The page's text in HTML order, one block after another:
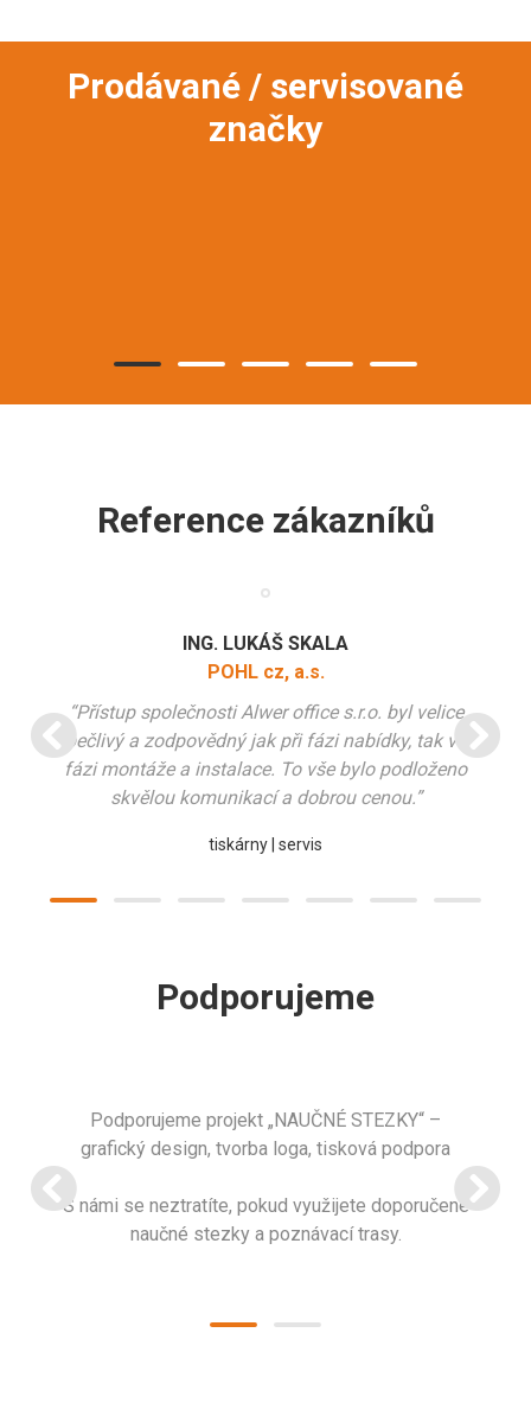
Prodávané / servisované
značky
Reference zákazníků
ING. LUKÁŠ SKALA
POHL cz, a.s.
“Přístup společnosti Alwer office s.r.o. byl velice
pečlivý a zodpovědný jak při fázi nabídky, tak ve
fázi montáže a instalace. To vše bylo podloženo
skvělou komunikací a dobrou cenou.”
tiskárny | servis
Podporujeme
Podporujeme projekt „NAUČNÉ STEZKY“ –
grafický design, tvorba loga, tisková podpora
S námi se neztratíte, pokud využijete doporučené
naučné stezky a poznávací trasy.